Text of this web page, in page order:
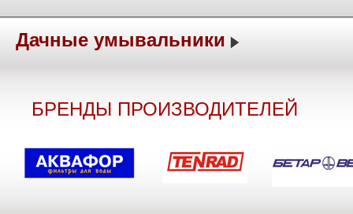
Дачные умывальники
БРЕНДЫ ПРОИЗВОДИТЕЛЕЙ